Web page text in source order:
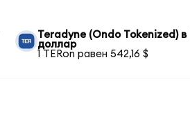
Teradyne (Ondo Tokenized)
доллар
1 TERon равен 542,16 $